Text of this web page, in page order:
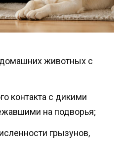
животных с
контакта с дикими
на подворья;
грызунов,